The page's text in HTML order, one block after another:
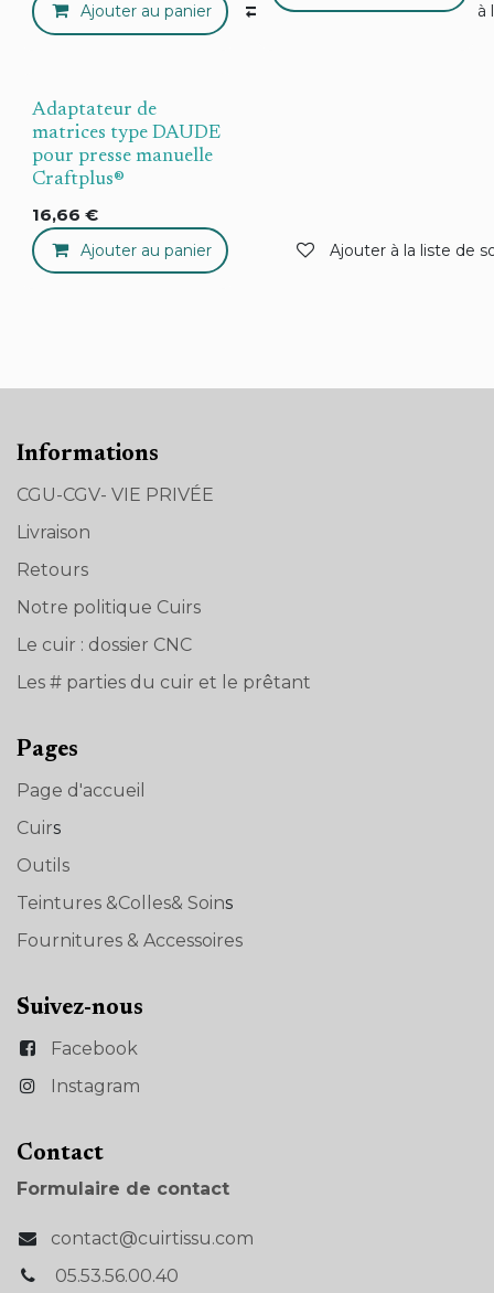
Ajouter au panier Compare Ajouter à
Adaptateur de
matrices type DAUDE
pour presse manuelle
Craftplus®
16,66 €
Ajouter au panier Ajouter à la liste de
Informations
CGU-CGV- VIE PRIVÉE
Livraison
Retours
Notre politique Cuirs
Le cuir : dossier CNC
Les # parties du cuir et le prêtant
Pages
Page d'accueil
Cuirs
Outils
Teintures &Colles& Soins
Fournitures & Accessoires
Suivez-nous
Facebook
Instagram
Con​tact
Formulaire de contact
contact@cuirtissu.com
05.53.56.00.40